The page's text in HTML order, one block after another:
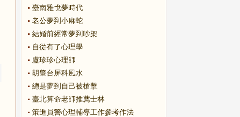
臺南雅悅夢時代
老公夢到小麻蛇
結婚前經常夢到吵架
自從有了心理學
盧珍珍心理師
胡肇台屏科風水
總是夢到自己被槍擊
臺北算命老師推薦士林
策進員警心理輔導工作參考作法